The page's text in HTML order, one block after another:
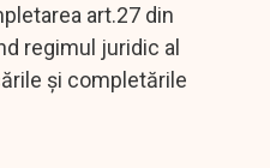
art.27 din
regimul juridic al
și completările